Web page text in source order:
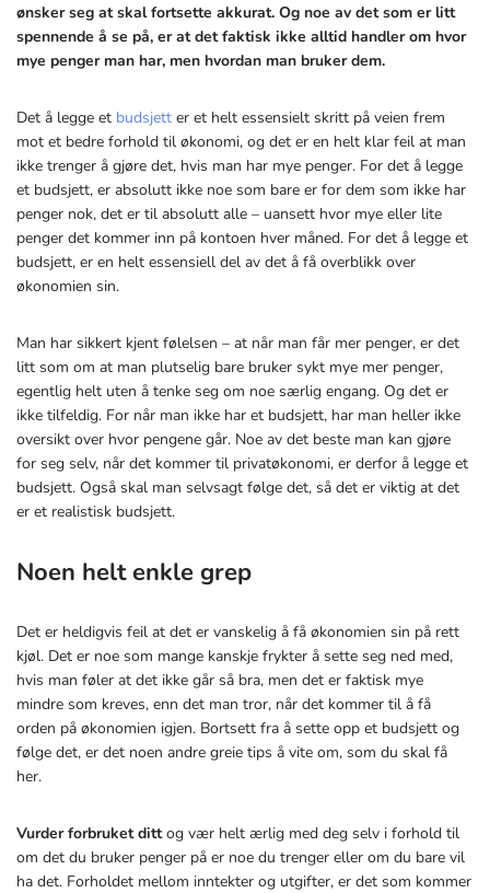
ønsker seg at skal fortsette akkurat. Og noe av det som er litt
spennende å se på, er at det faktisk ikke alltid handler om hvor
mye penger man har, men hvordan man bruker dem.
Det å legge et budsjett er et helt essensielt skritt på veien frem
mot et bedre forhold til økonomi, og det er en helt klar feil at man
ikke trenger å gjøre det, hvis man har mye penger. For det å legge
et budsjett, er absolutt ikke noe som bare er for dem som ikke har
penger nok, det er til absolutt alle – uansett hvor mye eller lite
penger det kommer inn på kontoen hver måned. For det å legge et
budsjett, er en helt essensiell del av det å få overblikk over
økonomien sin.
Man har sikkert kjent følelsen – at når man får mer penger, er det
litt som om at man plutselig bare bruker sykt mye mer penger,
egentlig helt uten å tenke seg om noe særlig engang. Og det er
ikke tilfeldig. For når man ikke har et budsjett, har man heller ikke
oversikt over hvor pengene går. Noe av det beste man kan gjøre
for seg selv, når det kommer til privatøkonomi, er derfor å legge et
budsjett. Også skal man selvsagt følge det, så det er viktig at det
er et realistisk budsjett.
Noen helt enkle grep
Det er heldigvis feil at det er vanskelig å få økonomien sin på rett
kjøl. Det er noe som mange kanskje frykter å sette seg ned med,
hvis man føler at det ikke går så bra, men det er faktisk mye
mindre som kreves, enn det man tror, når det kommer til å få
orden på økonomien igjen. Bortsett fra å sette opp et budsjett og
følge det, er det noen andre greie tips å vite om, som du skal få
her.
Vurder forbruket dittog vær helt ærlig med deg selv i forhold til
om det du bruker penger på er noe du trenger eller om du bare vil
ha det. Forholdet mellom inntekter og utgifter, er det som kommer